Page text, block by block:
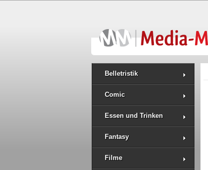
Belletristik
Comic
Essen und Trinken
Fantasy
Filme